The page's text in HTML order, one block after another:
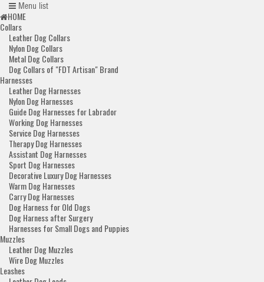
Menu list
HOME
Collars
Leather Dog Collars
Nylon Dog Collars
Metal Dog Collars
Dog Collars of "FDT Artisan" Brand
Harnesses
Leather Dog Harnesses
Nylon Dog Harnesses
Guide Dog Harnesses for Labrador
Working Dog Harnesses
Service Dog Harnesses
Therapy Dog Harnesses
Assistant Dog Harnesses
Sport Dog Harnesses
Decorative Luxury Dog Harnesses
Warm Dog Harnesses
Carry Dog Harnesses
Dog Harness for Old Dogs
Dog Harness after Surgery
Harnesses for Small Dogs and Puppies
Muzzles
Leather Dog Muzzles
Wire Dog Muzzles
Leashes